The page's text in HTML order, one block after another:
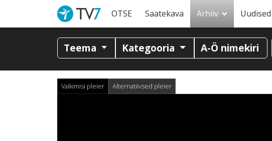
OTSE Saatekava Arhiiv Uudised
Teema Kategooria A-Ö nimekiri
Vaikimisi pleier Alternatiivsed pleier